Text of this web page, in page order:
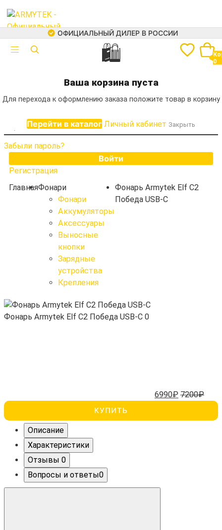
+7 (499) 460-05-73
0
Фонари
Аккумуляторы
Зарядные устройства
Крепления
Выносные кнопки
ОФИЦИАЛЬНЫЙ ДИЛЕР В РОССИИ
🛍
Ваша корзина пуста
Для перехода к оформлению заказа положите товар в корзину
Перейти в каталог Личный кабинет Закрыть
Авторизация
Забыли пароль?
Войти
Регистрация
ГлавнаяФонари
Фонари
Аккумуляторы
Аксессуары
Выносные
кнопки
Зарядные
устройства
Крепления
Фонарь Armytek Elf C2
Победа USB-C
Фонарь Armytek Elf C2 Победа USB-C 0
6990₽ 7200₽
КУПИТЬ
Описание
Характеристики
Отзывы 0
Вопросы и ответы0